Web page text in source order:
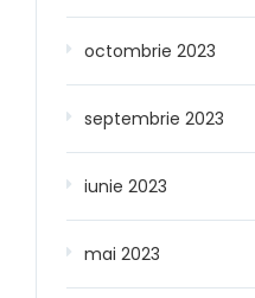
octombrie 2023
septembrie 2023
iunie 2023
mai 2023